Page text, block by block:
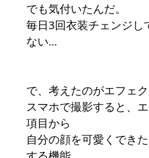
でも気付いたんだ。
毎日3回衣装チェンジし
ない…
で、考えたのがエフェク
スマホで撮影すると、
項目から
自分の顔を可愛くでき